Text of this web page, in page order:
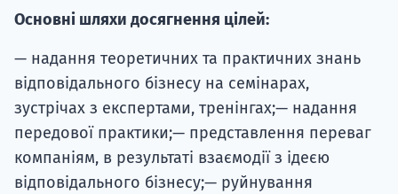
Основні шляхи досягнення цілей:
— надання теоретичних та практичних знань
відповідального бізнесу на семінарах,
зустрічах з експертами, тренінгах;— надання
передової практики;— представлення переваг
компаніям, в результаті взаємодії з ідеєю
відповідального бізнесу;— руйнування